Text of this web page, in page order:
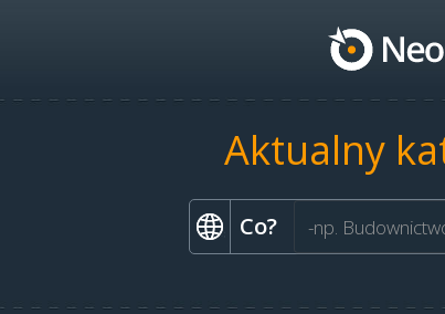
Aktualny
Co?